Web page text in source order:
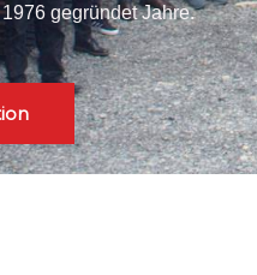
gegründet Jahre.